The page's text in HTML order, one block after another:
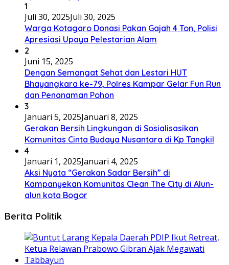
1
Juli 30, 2025Juli 30, 2025
Warga Kotagaro Donasi Pakan Gajah 4 Ton, Polisi
Apresiasi Upaya Pelestarian Alam
2
Juni 15, 2025
Dengan Semangat Sehat dan Lestari HUT
Bhayangkara ke-79, Polres Kampar Gelar Fun Run
dan Penanaman Pohon
3
Januari 5, 2025Januari 8, 2025
Gerakan Bersih Lingkungan di Sosialisasikan
Komunitas Cinta Budaya Nusantara di Kp Tangkil
4
Januari 1, 2025Januari 4, 2025
Aksi Nyata “Gerakan Sadar Bersih” di
Kampanyekan Komunitas Clean The City di Alun-
alun kota Bogor
Berita Politik